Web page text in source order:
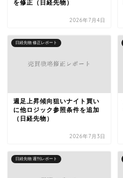
を修正（日経先物）
2026年7月4日
日経先物 修正レポート
週足上昇傾向狙いナイト買い
に他ロジック参照条件を追加
（日経先物）
2026年7月3日
日経先物 週刊レポート